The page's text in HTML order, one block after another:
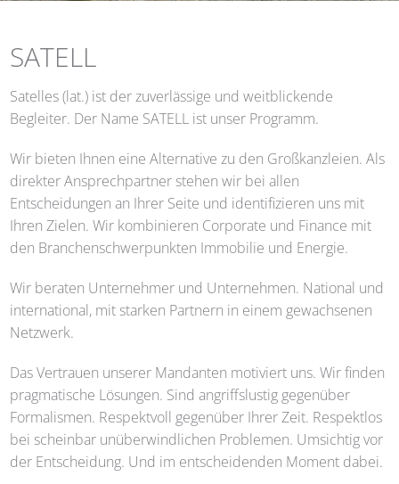
SATELL
Satelles (lat.) ist der zuverlässige und weitblickende
Begleiter. Der Name SATELL ist unser Programm.
Wir bieten Ihnen eine Alternative zu den Großkanzleien. Als
direkter Ansprechpartner stehen wir bei allen
Entscheidungen an Ihrer Seite und identifizieren uns mit
Ihren Zielen. Wir kombinieren Corporate und Finance mit
den Branchenschwerpunkten Immobilie und Energie.
Wir beraten Unternehmer und Unternehmen. National und
international, mit starken Partnern in einem gewachsenen
Netzwerk.
Das Vertrauen unserer Mandanten motiviert uns. Wir finden
pragmatische Lösungen. Sind angriffslustig gegenüber
Formalismen. Respektvoll gegenüber Ihrer Zeit. Respektlos
bei scheinbar unüberwindlichen Problemen. Umsichtig vor
der Entscheidung. Und im entscheidenden Moment dabei.